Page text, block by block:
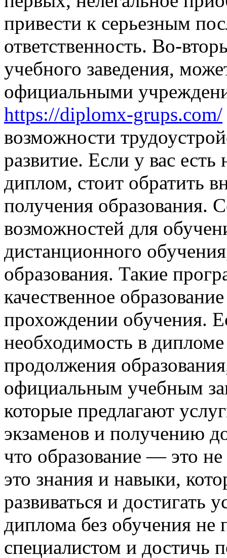
привести к серьезным
ответственность. Во-
учебного заведения,
официальными
https://diplomx-grups.com/
возможности
развитие. Если у вас
диплом, стоит обратить
получения образования.
возможностей для
дистанционного
образования. Такие
качественное
прохождении обучения.
необходимость в
продолжения
официальным учебным
которые предлагают
экзаменов и получению
что образование — это
это знания и навыки,
развиваться и достигать
диплома без обучения не
специалистом и достичь